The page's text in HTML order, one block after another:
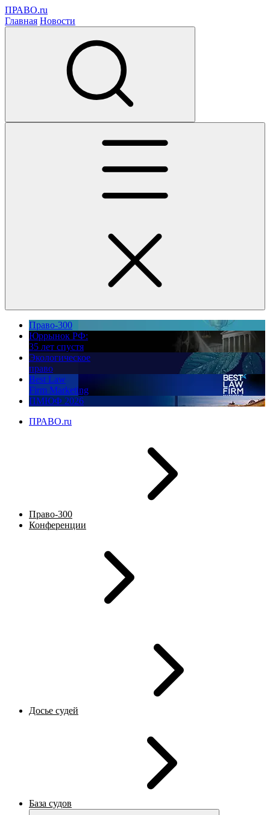
ПРАВО.ru
Главная Новости
Право-300
Юррынок РФ:
35 лет спустя
Экологическое
право
Best Law
Firm Marketing
ПМЮФ 2026
ПРАВО.ru
Право-300
Конференции
Досье судей
База судов